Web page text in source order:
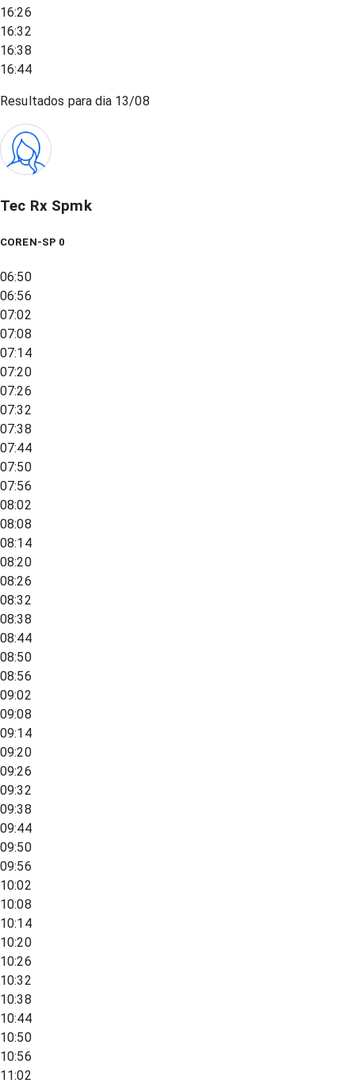
16:26
16:32
16:38
16:44
Resultados para dia 13/08
Tec Rx Spmk
COREN-SP 0
06:50
06:56
07:02
07:08
07:14
07:20
07:26
07:32
07:38
07:44
07:50
07:56
08:02
08:08
08:14
08:20
08:26
08:32
08:38
08:44
08:50
08:56
09:02
09:08
09:14
09:20
09:26
09:32
09:38
09:44
09:50
09:56
10:02
10:08
10:14
10:20
10:26
10:32
10:38
10:44
10:50
10:56
11:02